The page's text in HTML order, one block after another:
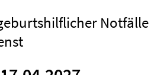
Notfälle